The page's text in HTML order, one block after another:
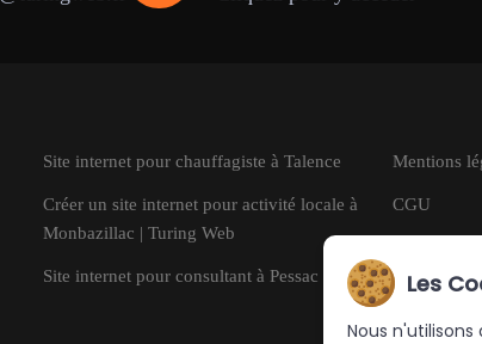
Site internet pour chauffagiste à Talence
Créer un site internet pour activité locale à
Monbazillac | Turing Web
Site internet pour consultant à Pessac
Mentions
CGU
Les
Nous